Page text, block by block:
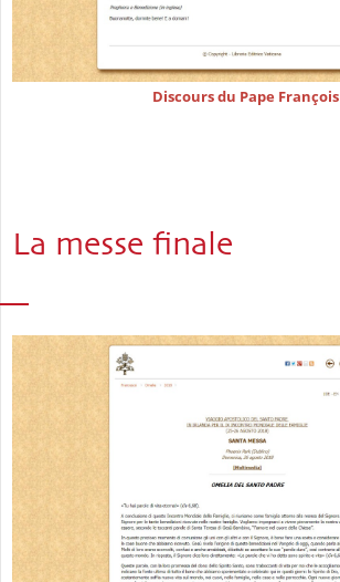
Discours du Pape François
La messe finale